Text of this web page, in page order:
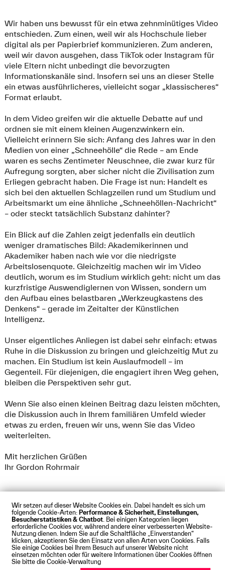
Wir setzen auf dieser Website Cookies ein. Dabei handelt es sich um
folgende Cookie-Arten: Performance & Sicherheit, Einstellungen,
Besucherstatistiken & Chatbot . Bei einigen Kategorien liegen
erforderliche Cookies vor, während andere einer verbesserten Website-
Nutzung dienen. Indem Sie auf die Schaltfläche „Einverstanden“
klicken, akzeptieren Sie den Einsatz von allen Arten von Cookies. Falls
Sie einige Cookies bei Ihrem Besuch auf unserer Website nicht
einsetzen möchten oder für weitere Informationen über Cookies öffnen
Sie bitte die Cookie-Verwaltung
Wir haben uns bewusst für ein etwa zehnminütiges Video
entschieden. Zum einen, weil wir als Hochschule lieber
digital als per Papierbrief kommunizieren. Zum anderen,
weil wir davon ausgehen, dass TikTok oder Instagram für
viele Eltern nicht unbedingt die bevorzugten
Informationskanäle sind. Insofern sei uns an dieser Stelle
ein etwas ausführlicheres, vielleicht sogar „klassischeres“
Format erlaubt.
In dem Video greifen wir die aktuelle Debatte auf und
ordnen sie mit einem kleinen Augenzwinkern ein.
Vielleicht erinnern Sie sich: Anfang des Jahres war in den
Medien von einer „Schneehölle“ die Rede – am Ende
waren es sechs Zentimeter Neuschnee, die zwar kurz für
Aufregung sorgten, aber sicher nicht die Zivilisation zum
Erliegen gebracht haben. Die Frage ist nun: Handelt es
sich bei den aktuellen Schlagzeilen rund um Studium und
Arbeitsmarkt um eine ähnliche „Schneehöllen-Nachricht“
– oder steckt tatsächlich Substanz dahinter?
Ein Blick auf die Zahlen zeigt jedenfalls ein deutlich
weniger dramatisches Bild: Akademikerinnen und
Akademiker haben nach wie vor die niedrigste
Arbeitslosenquote. Gleichzeitig machen wir im Video
deutlich, worum es im Studium wirklich geht: nicht um das
kurzfristige Auswendiglernen von Wissen, sondern um
den Aufbau eines belastbaren „Werkzeugkastens des
Denkens“ – gerade im Zeitalter der Künstlichen
Intelligenz.
Unser eigentliches Anliegen ist dabei sehr einfach: etwas
Ruhe in die Diskussion zu bringen und gleichzeitig Mut zu
machen. Ein Studium ist kein Auslaufmodell – im
Gegenteil. Für diejenigen, die engagiert ihren Weg gehen,
bleiben die Perspektiven sehr gut.
Wenn Sie also einen kleinen Beitrag dazu leisten möchten,
die Diskussion auch in Ihrem familiären Umfeld wieder
etwas zu erden, freuen wir uns, wenn Sie das Video
weiterleiten.
Mit herzlichen Grüßen
Ihr Gordon Rohrmair
Impressum Datenschutz Cookies
Barrierefreiheit
Kontakt Presse Anfahrt Intranet Webmail
© Technische Hochschule Augsburg